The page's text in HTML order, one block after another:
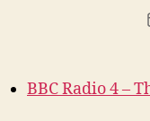
BBC Radio 4 –